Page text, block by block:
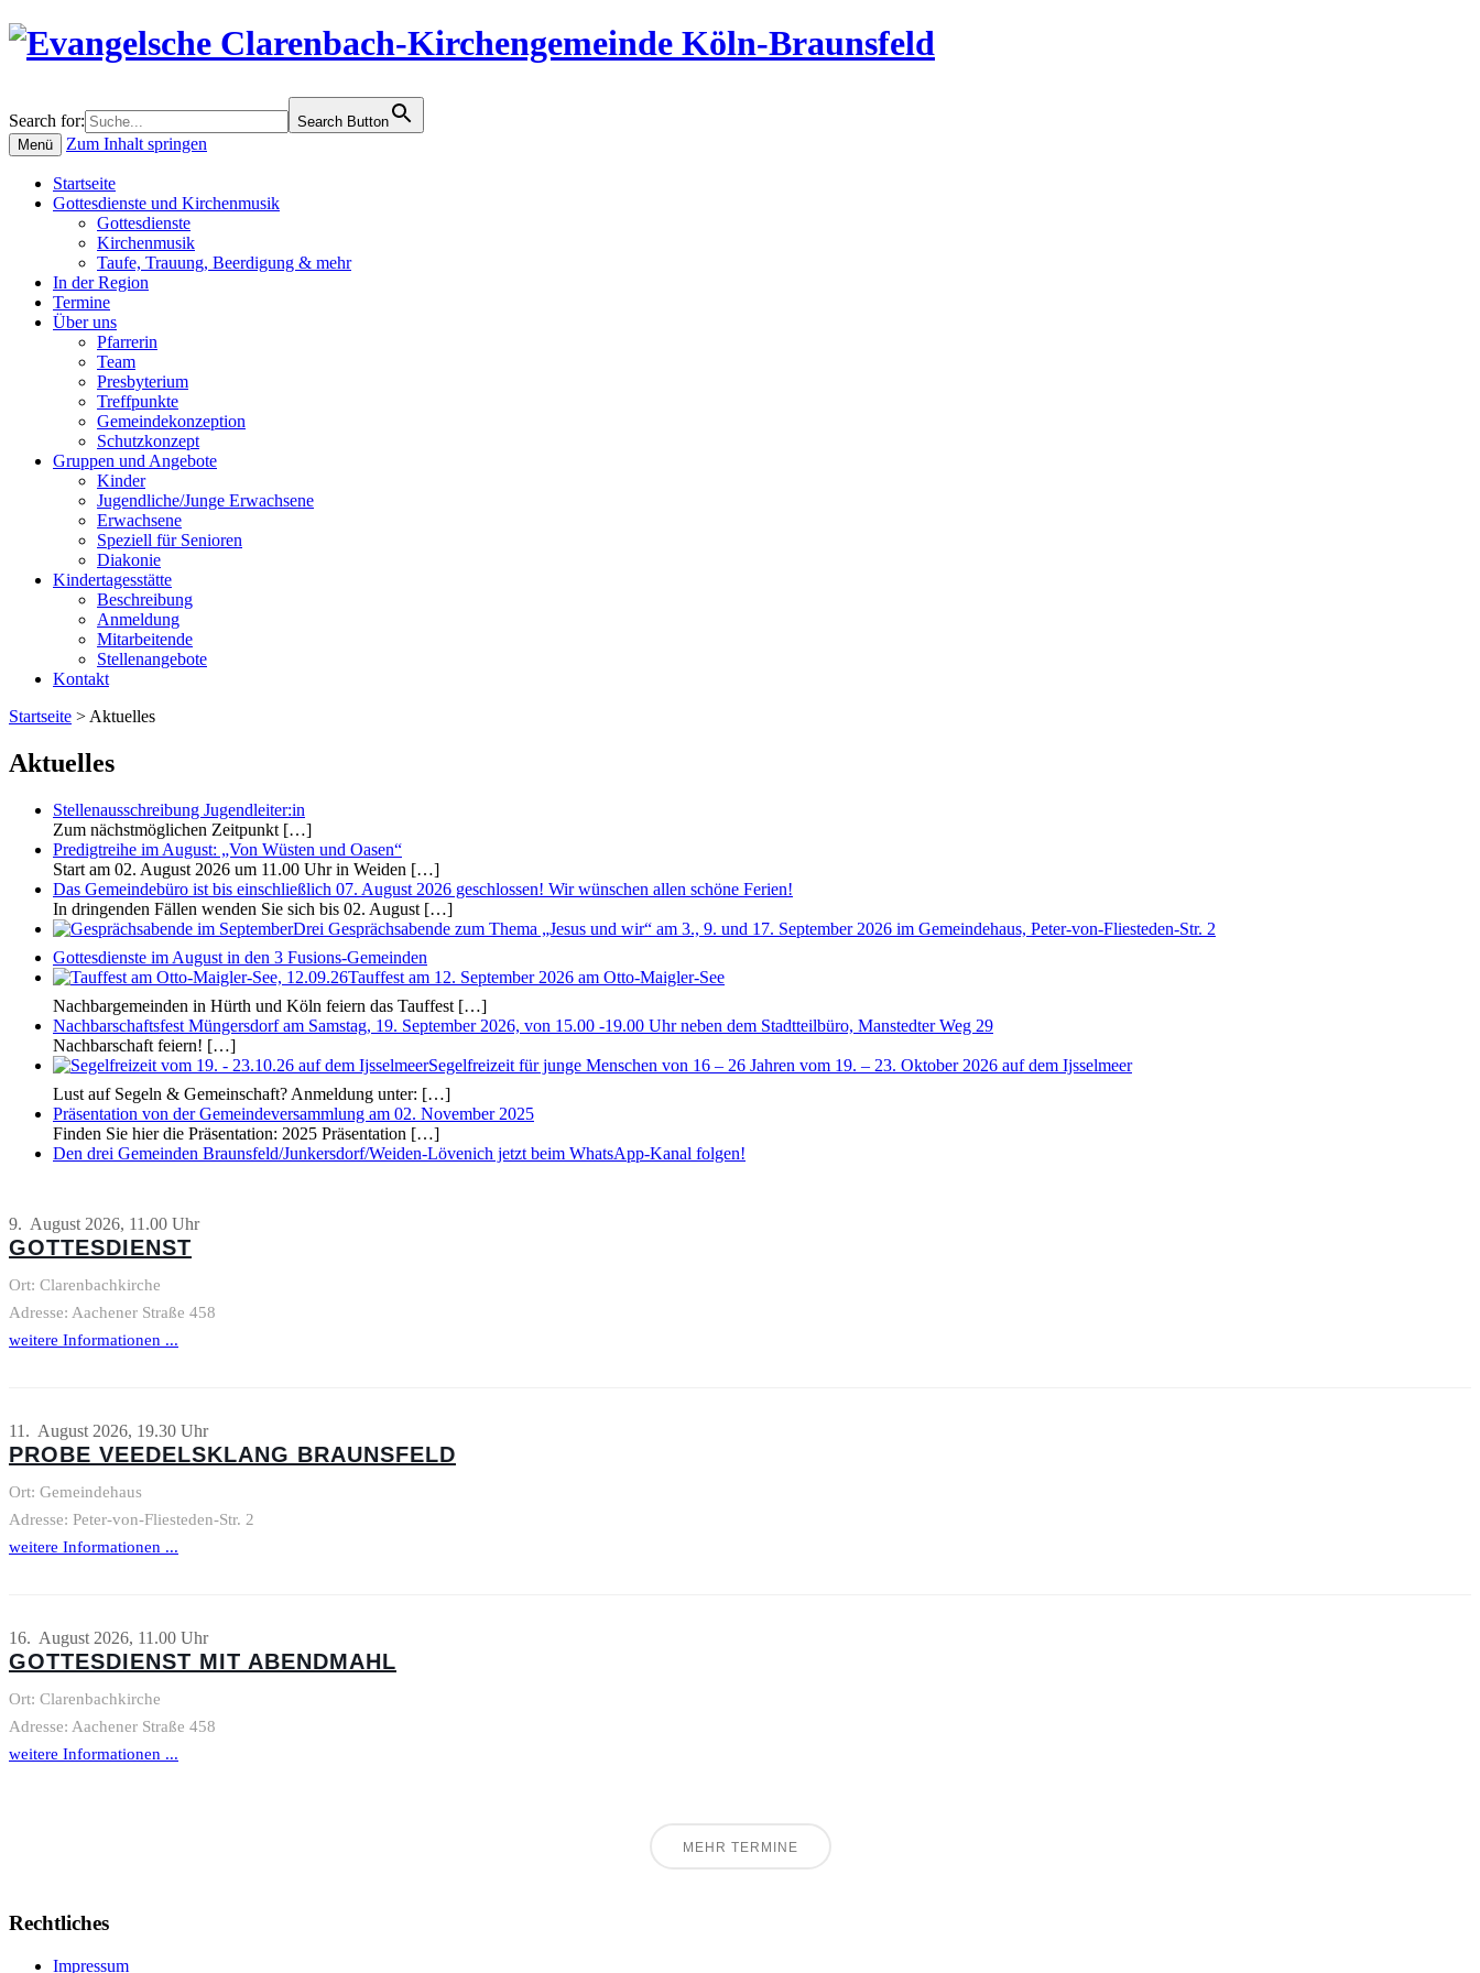
Search for:
Search Button
Menü
Zum Inhalt springen
Startseite
Gottesdienste und Kirchenmusik
Gottesdienste
Kirchenmusik
Taufe, Trauung, Beerdigung & mehr
In der Region
Termine
Über uns
Pfarrerin
Team
Presbyterium
Treffpunkte
Gemeindekonzeption
Schutzkonzept
Gruppen und Angebote
Kinder
Jugendliche/Junge Erwachsene
Erwachsene
Speziell für Senioren
Diakonie
Kindertagesstätte
Beschreibung
Anmeldung
Mitarbeitende
Stellenangebote
Kontakt
Startseite > Aktuelles
Aktuelles
Stellenausschreibung Jugendleiter:in
Zum nächstmöglichen Zeitpunkt […]
Predigtreihe im August: „Von Wüsten und Oasen“
Start am 02. August 2026 um 11.00 Uhr in Weiden […]
Das Gemeindebüro ist bis einschließlich 07. August 2026 geschlossen! Wir wünschen allen schöne Ferien!
In dringenden Fällen wenden Sie sich bis 02. August […]
Drei Gesprächsabende zum Thema „Jesus und wir“ am 3., 9. und 17. September 2026 im Gemeindehaus, Peter-von-Fliesteden-Str. 2
Gottesdienste im August in den 3 Fusions-Gemeinden
Tauffest am 12. September 2026 am Otto-Maigler-See
Nachbargemeinden in Hürth und Köln feiern das Tauffest […]
Nachbarschaftsfest Müngersdorf am Samstag, 19. September 2026, von 15.00 -19.00 Uhr neben dem Stadtteilbüro, Manstedter Weg 29
Nachbarschaft feiern! […]
Segelfreizeit für junge Menschen von 16 – 26 Jahren vom 19. – 23. Oktober 2026 auf dem Ijsselmeer
Lust auf Segeln & Gemeinschaft? Anmeldung unter: […]
Präsentation von der Gemeindeversammlung am 02. November 2025
Finden Sie hier die Präsentation: 2025 Präsentation […]
Den drei Gemeinden Braunsfeld/Junkersdorf/Weiden-Lövenich jetzt beim WhatsApp-Kanal folgen!
9. August 2026, 11.00 Uhr
GOTTESDIENST
Ort: Clarenbachkirche
Adresse: Aachener Straße 458
weitere Informationen ...
11. August 2026, 19.30 Uhr
PROBE VEEDELSKLANG BRAUNSFELD
Ort: Gemeindehaus
Adresse: Peter-von-Fliesteden-Str. 2
weitere Informationen ...
16. August 2026, 11.00 Uhr
GOTTESDIENST MIT ABENDMAHL
Ort: Clarenbachkirche
Adresse: Aachener Straße 458
weitere Informationen ...
MEHR TERMINE
Rechtliches
Impressum